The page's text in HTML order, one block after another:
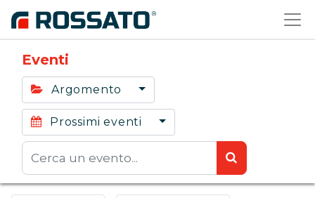
Eventi
Argomento
Prossimi eventi